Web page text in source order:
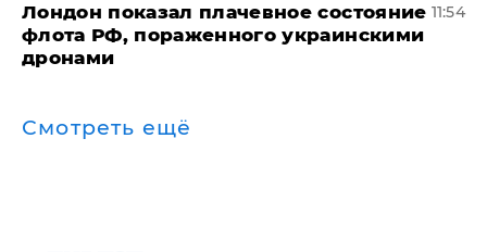
Лондон показал плачевное состояние
флота РФ, пораженного украинскими
дронами
11:54
Смотреть ещё